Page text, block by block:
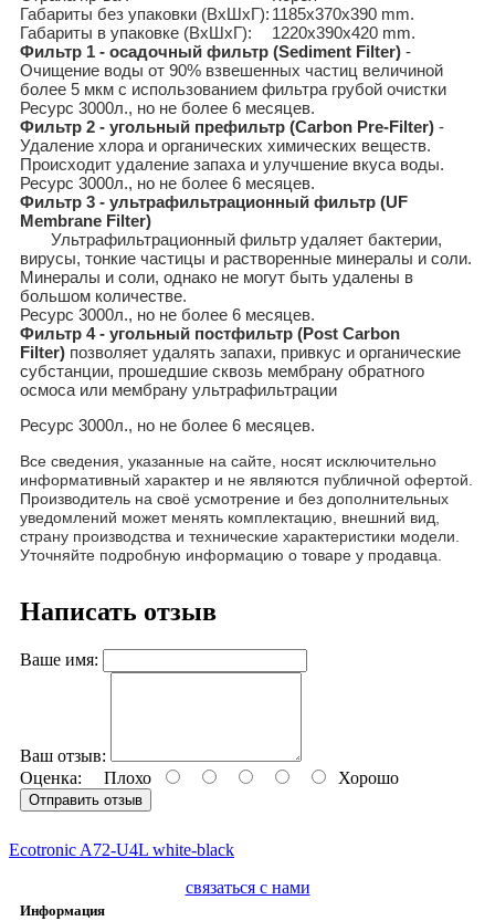
Габариты без упаковки (ВxШxГ): 1185x370x390 mm.
Габариты в упаковке (ВxШxГ):
1220x390x420 mm.
Фильтр 1 - осадочный фильтр (Sediment Filter) -
Очищение воды от 90% взвешенных частиц величиной
более 5 мкм с использованием фильтра грубой очистки
Ресурс 3000л., но не более 6 месяцев.
Фильтр 2 - угольный префильтр (Carbon Pre-Filter) -
Удаление хлора и органических химических веществ.
Происходит удаление запаха и улучшение вкуса воды.
Ресурс 3000л., но не более 6 месяцев.
Фильтр 3 - ультрафильтрационный фильтр (UF
Membrane Filter)
Ультрафильтрационный фильтр удаляет бактерии,
вирусы, тонкие частицы и растворенные минералы и соли.
Минералы и соли, однако не могут быть удалены в
большом количестве.
Ресурс 3000л., но не более 6 месяцев.
Фильтр 4 - угольный постфильтр (Post Carbon
Filter) позволяет удалять запахи, привкус и органические
субстанции, прошедшие сквозь мембрану обратного
осмоса или мембрану ультрафильтрации
Ресурс 3000л., но не более 6 месяцев.
Все сведения, указанные на сайте, носят исключительно
информативный характер и не являются публичной офертой.
Производитель на своё усмотрение и без дополнительных
уведомлений может менять комплектацию, внешний вид,
страну производства и технические характеристики модели.
Уточняйте подробную информацию о товаре у продавца.
Написать отзыв
Ваше имя:
Ваш отзыв:
Оценка: Плохо Хорошо
Отправить отзыв
Ecotronic A72-U4L white-black
связаться с нами
Информация